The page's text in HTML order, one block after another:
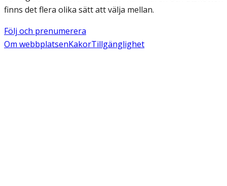
finns det flera olika sätt att välja mellan.
Följ och prenumerera
Om webbplatsenKakorTillgänglighet